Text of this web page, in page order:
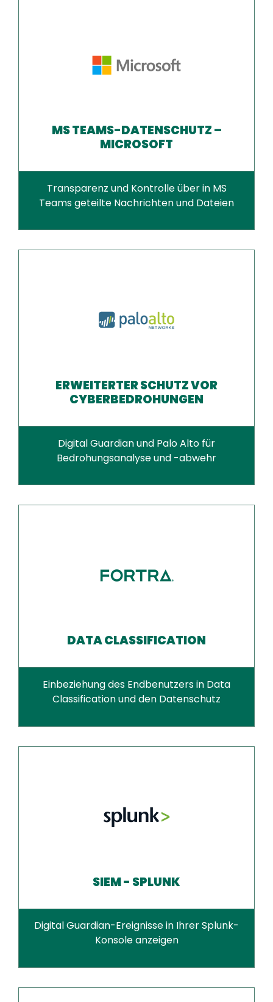
MS TEAMS-DATENSCHUTZ –
MICROSOFT
Transparenz und Kontrolle über in MS
Teams geteilte Nachrichten und Dateien
ERWEITERTER SCHUTZ VOR
CYBERBEDROHUNGEN
Digital Guardian und Palo Alto für
Bedrohungsanalyse und -abwehr
DATA CLASSIFICATION
Einbeziehung des Endbenutzers in Data
Classification und den Datenschutz
SIEM - SPLUNK
Digital Guardian-Ereignisse in Ihrer Splunk-
Konsole anzeigen